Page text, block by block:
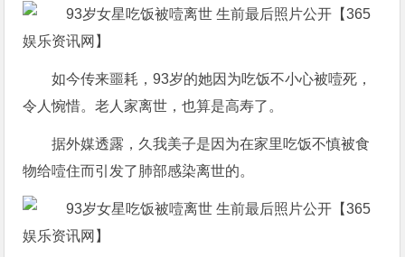
如今传来噩耗，93岁的她因为吃饭不小心被噎死，
令人惋惜。老人家离世，也算是高寿了。
据外媒透露，久我美子是因为在家里吃饭不慎被食
物给噎住而引发了肺部感染离世的。